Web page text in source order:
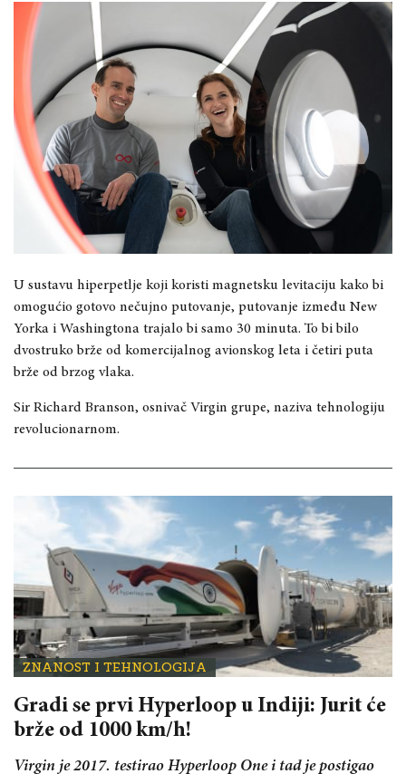
U sustavu hiperpetlje koji koristi magnetsku levitaciju kako bi
omogućio gotovo nečujno putovanje, putovanje između New
Yorka i Washingtona trajalo bi samo 30 minuta. To bi bilo
dvostruko brže od komercijalnog avionskog leta i četiri puta
brže od brzog vlaka.
Sir Richard Branson, osnivač Virgin grupe, naziva tehnologiju
revolucionarnom.
ZNANOST I TEHNOLOGIJA
Gradi se prvi Hyperloop u Indiji: Jurit će
brže od 1000 km/h!
Virgin je 2017. testirao Hyperloop One i tad je postigao